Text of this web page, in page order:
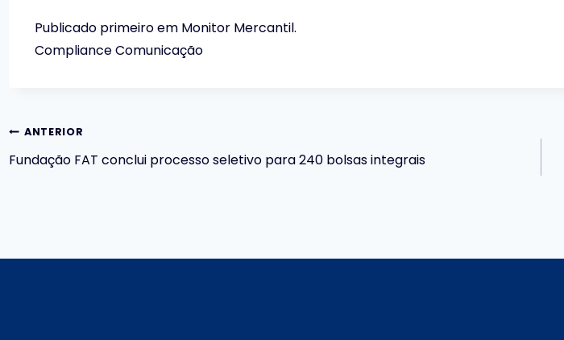
Publicado primeiro em Monitor Mercantil.
Compliance Comunicação
Navegação
ANTERIOR
Fundação FAT conclui processo seletivo para 240 bolsas integrais